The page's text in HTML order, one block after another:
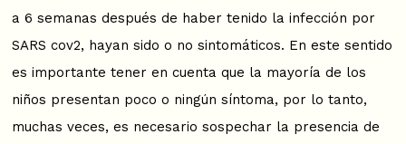
a 6 semanas después de haber tenido la infección por
SARS cov2, hayan sido o no sintomáticos. En este sentido
es importante tener en cuenta que la mayoría de los
niños presentan poco o ningún síntoma, por lo tanto,
muchas veces, es necesario sospechar la presencia de